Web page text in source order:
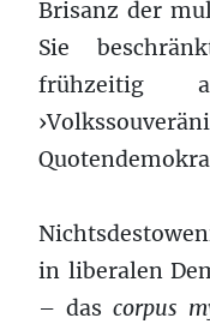
Brisanz der
Sie
frühzeitig
in liberalen
– das corpus